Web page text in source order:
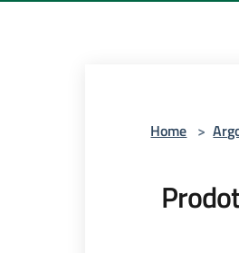
Home >